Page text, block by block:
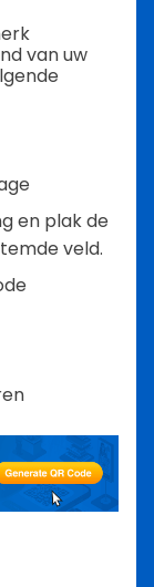
van uw
en plak de
veld.